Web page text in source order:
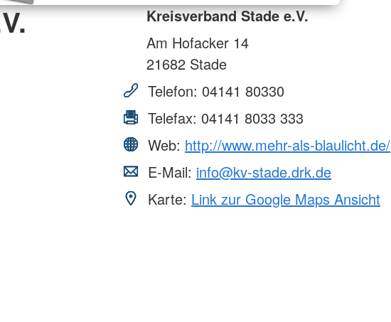
Kreisverband Stade e.V.
Am Hofacker 14
21682 Stade
Telefon: 04141 80330
Telefax: 04141 8033 333
Web: http://www.mehr-als-blaulicht.de/
E-Mail: info@kv-stade.drk.de
Karte: Link zur Google Maps Ansicht